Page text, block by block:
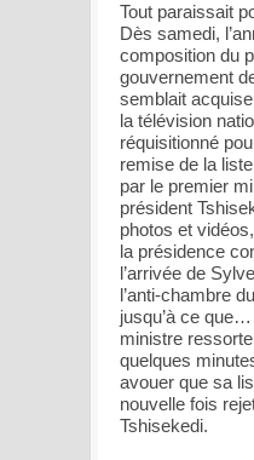
Tout paraissait
Dès samedi,
composition du
gouvernement
semblait
la télévision
réquisitionné
remise de la
par le premier
président
photos et
la présidence
l’arrivée de
l’anti-chambre
jusqu’à ce
ministre
quelques
avouer que sa
nouvelle fois
Tshisekedi.